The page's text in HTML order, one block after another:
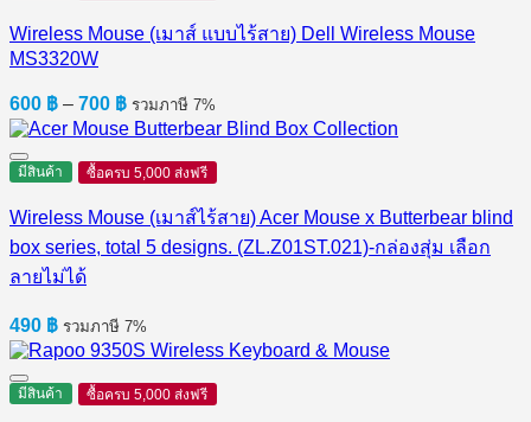
Wireless Mouse (เมาส์ แบบไร้สาย) Dell Wireless Mouse
MS3320W
600 ฿ – 700 ฿Price
range:
through
รวมภาษี 7%
มีสินค้า ซื้อครบ 5,000 ส่งฟรี
Wireless Mouse (เมาส์ไร้สาย) Acer Mouse x Butterbear blind
box series, total 5 designs. (ZL.Z01ST.021)-กล่องสุ่ม เลือก
ลายไม่ได้
490 ฿ รวมภาษี 7%
มีสินค้า ซื้อครบ 5,000 ส่งฟรี